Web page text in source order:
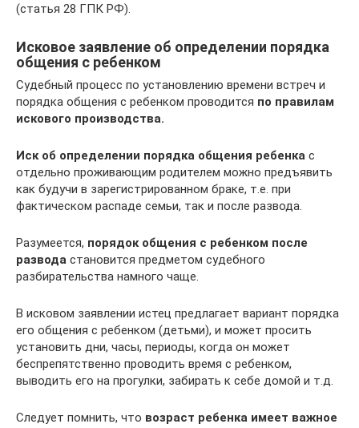
(статья 28 ГПК РФ).
Исковое заявление об определении порядка
общения с ребенком
Судебный процесс по установлению времени встреч и
порядка общения с ребенком проводится по правилам
искового производства.
Иск об определении порядка общения ребенка с
отдельно проживающим родителем можно предъявить
как будучи в зарегистрированном браке, т.е. при
фактическом распаде семьи, так и после развода.
Разумеется, порядок общения с ребенком после
развода становится предметом судебного
разбирательства намного чаще.
В исковом заявлении истец предлагает вариант порядка
его общения с ребенком (детьми), и может просить
установить дни, часы, периоды, когда он может
беспрепятственно проводить время с ребенком,
выводить его на прогулки, забирать к себе домой и т.д.
Следует помнить, что возраст ребенка имеет важное